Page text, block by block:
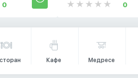
0
0
Кафе Медресе